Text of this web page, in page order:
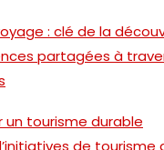
: clé de la
partagées à
un tourisme durable